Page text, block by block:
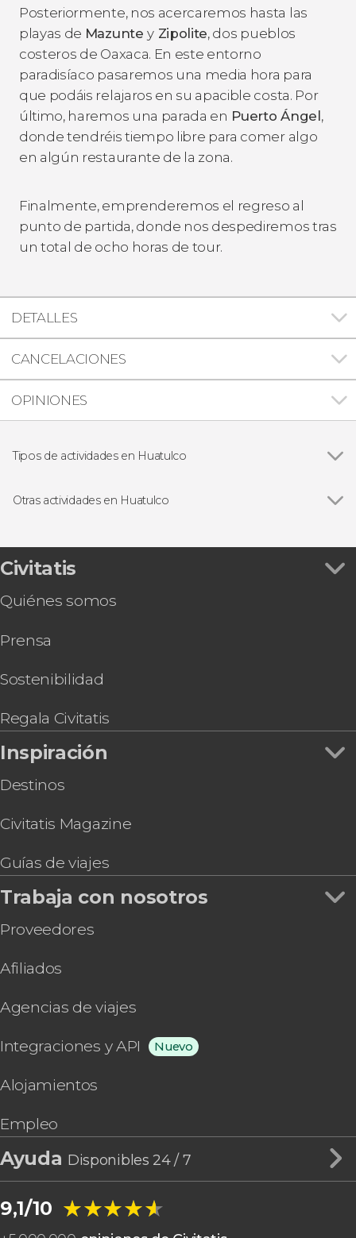
Posteriormente, nos acercaremos hasta las
playas de MazunteyZipolite, dos pueblos
costeros de Oaxaca. En este entorno
paradisíaco pasaremos una media hora para
que podáis relajaros en su apacible costa. Por
último, haremos una parada en Puerto Ángel,
donde tendréis tiempo libre para comer algo
en algún restaurante de la zona.
Finalmente, emprenderemos el regreso al
punto de partida, donde nos despediremos tras
un total de ocho horas de tour.
DETALLES
CANCELACIONES
OPINIONES
Tipos de actividades en Huatulco
Excursiones de un día
Gastronomía y enoturismo
Otras actividades en Huatulco
Tour en bicicleta por Huatulco
Snorkel en las bahías de Huatulco
Huatulco
Entrada al club de playa Sea Soul Huatulco
Descenso por el río Copalita + Snorkel
Ventanilla
Civitatis
Quiénes somos
Prensa
Sostenibilidad
Regala Civitatis
Inspiración
Destinos
Civitatis Magazine
Guías de viajes
Trabaja con nosotros
Proveedores
Afiliados
Agencias de viajes
Integraciones y API Nuevo
Alojamientos
Empleo
Ayuda Disponibles 24 / 7
9,1/10 ★★★★★
★★★★★